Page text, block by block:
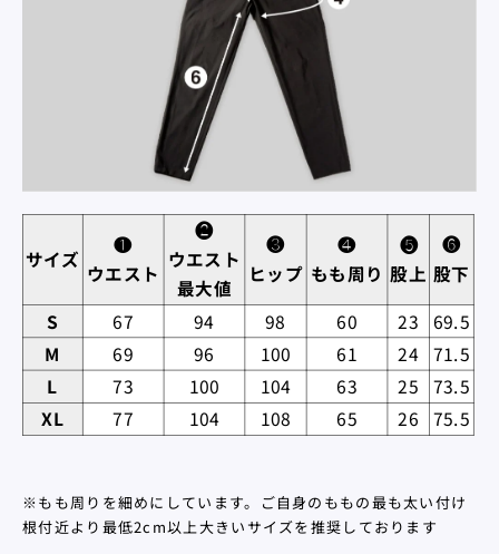
サイズ
❶
ウエスト
❷
ウエスト
最大値
❸
ヒップ
❹
もも周り
❺
股上
❻
股下
S
67 94 98 60 23
69.5
M
69 96 100 61 24 71.5
L
73 100 104 63 25
73.5
XL
77 104 108 65 26 75.5
※もも周りを細めにしています。ご自身のももの最も太い付け
根付近より最低2cm以上大きいサイズを推奨しております